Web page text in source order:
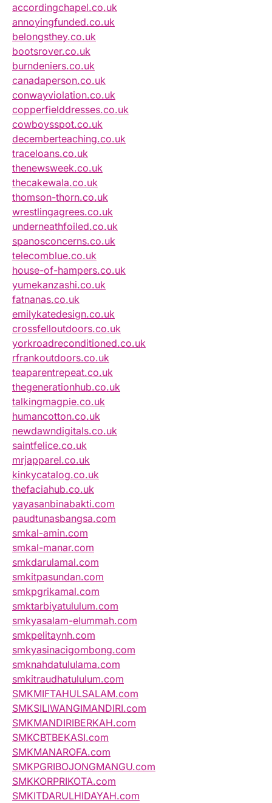
accordingchapel.co.uk
annoyingfunded.co.uk
belongsthey.co.uk
bootsrover.co.uk
burndeniers.co.uk
canadaperson.co.uk
conwayviolation.co.uk
copperfielddresses.co.uk
cowboysspot.co.uk
decemberteaching.co.uk
traceloans.co.uk
thenewsweek.co.uk
thecakewala.co.uk
thomson-thorn.co.uk
wrestlingagrees.co.uk
underneathfoiled.co.uk
spanosconcerns.co.uk
telecomblue.co.uk
house-of-hampers.co.uk
yumekanzashi.co.uk
fatnanas.co.uk
emilykatedesign.co.uk
crossfelloutdoors.co.uk
yorkroadreconditioned.co.uk
rfrankoutdoors.co.uk
teaparentrepeat.co.uk
thegenerationhub.co.uk
talkingmagpie.co.uk
humancotton.co.uk
newdawndigitals.co.uk
saintfelice.co.uk
mrjapparel.co.uk
kinkycatalog.co.uk
thefaciahub.co.uk
yayasanbinabakti.com
paudtunasbangsa.com
smkal-amin.com
smkal-manar.com
smkdarulamal.com
smkitpasundan.com
smkpgrikamal.com
smktarbiyatululum.com
smkyasalam-elummah.com
smkpelitaynh.com
smkyasinacigombong.com
smknahdatululama.com
smkitraudhatululum.com
SMKMIFTAHULSALAM.com
SMKSILIWANGIMANDIRI.com
SMKMANDIRIBERKAH.com
SMKCBTBEKASI.com
SMKMANAROFA.com
SMKPGRIBOJONGMANGU.com
SMKKORPRIKOTA.com
SMKITDARULHIDAYAH.com